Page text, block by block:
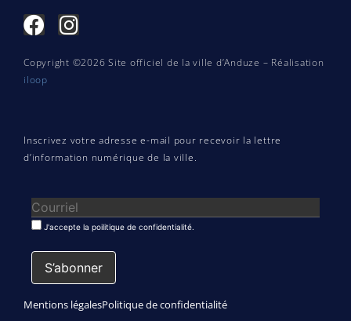
Copyright ©2026 Site officiel de la ville d’Anduze – Réalisation
iloop
Inscrivez votre adresse e-mail pour recevoir la lettre
d’information numérique de la ville.
J'accepte la poilitique de confidentialité.
Mentions légalesPolitique de confidentialité